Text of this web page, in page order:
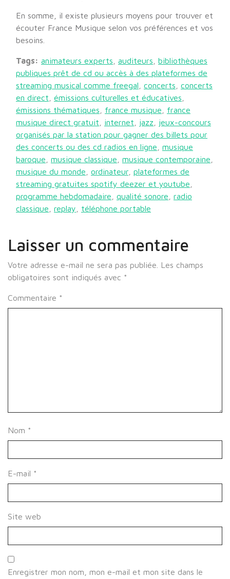
En somme, il existe plusieurs moyens pour trouver et
écouter France Musique selon vos préférences et vos
besoins.
Tags: animateurs experts auditeurs
bibliothèques
publiques prêt de cd ou accès à des plateformes de
streaming musical comme freegal
concerts
concerts
en direct
émissions culturelles et éducatives
émissions thématiques
france musique
france
musique direct gratuit
internet jazz
jeux-concours
organisés par la station pour gagner des billets pour
des concerts ou des cd radios en ligne
musique
baroque
musique classique musique contemporaine
musique du monde
ordinateur plateformes de
streaming gratuites spotify deezer et youtube
programme hebdomadaire
qualité sonore
radio
classique
replay téléphone portable
Laisser un commentaire
Votre adresse e-mail ne sera pas publiée.
Les champs
obligatoires sont indiqués avec *
Commentaire *
Nom *
E-mail *
Site web
Enregistrer mon nom, mon e-mail et mon site dans le